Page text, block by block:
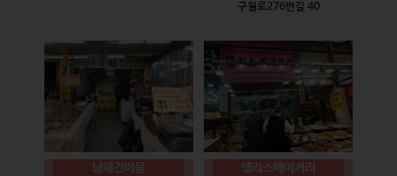
구월로276번길 40
남해건어물 델리스베이커리